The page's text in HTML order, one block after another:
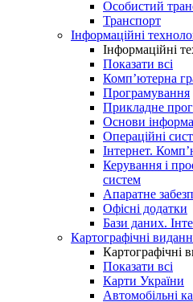
Особистий
Транспорт
Інформаційні
Інформаційні
Показати всі
Комп’ютерна
Програмування
Прикладне
Основи
Операційні
Інтернет.
Керування і
систем
Апаратне
Офісні додатки
Бази даних.
Картографічні
Картографічні
Показати всі
Карти України
Автомобільні